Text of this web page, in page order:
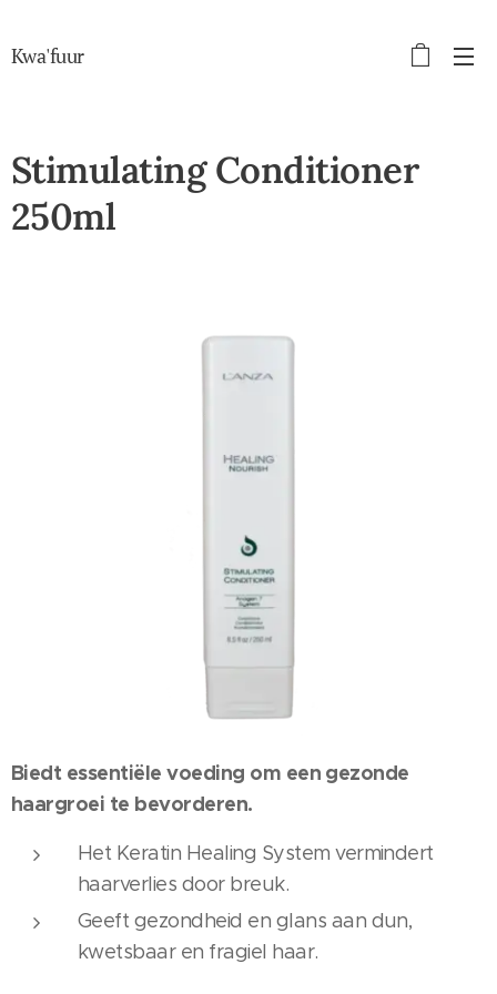
Kwa'fuur
Stimulating Conditioner
250ml
Biedt essentiële voeding om een gezonde
haargroei te bevorderen.
Het Keratin Healing System vermindert
haarverlies door breuk.
Geeft gezondheid en glans aan dun,
kwetsbaar en fragiel haar.